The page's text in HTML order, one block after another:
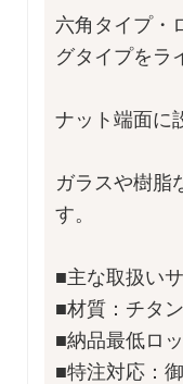
六角タイプ・
グタイプをラ
ナット端面に
ガラスや樹脂
す。
■主な取扱い
■材質：チタ
■納品最低ロ
■特注対応：